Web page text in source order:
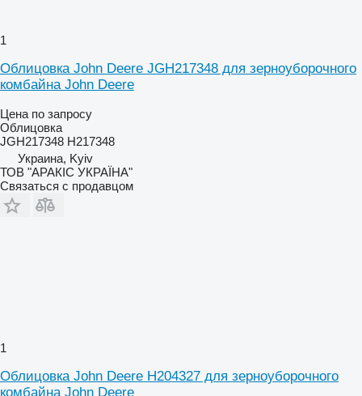
1
Облицовка John Deere JGH217348 для зерноуборочного
комбайна John Deere
Цена по запросу
Облицовка
JGH217348 H217348
Украина, Kyiv
ТОВ "АРАКІС УКРАЇНА"
Связаться с продавцом
1
Облицовка John Deere H204327 для зерноуборочного
комбайна John Deere